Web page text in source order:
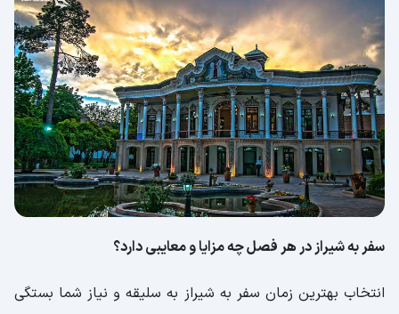
سفر به شیراز در هر فصل چه مزایا و معایبی دارد؟
انتخاب بهترین زمان سفر به شیراز به سلیقه و نیاز شما بستگی